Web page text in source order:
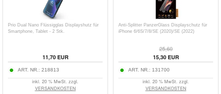
Prio Dual Nano Flüssigglas Displayshutz für
Smartphone, Tablet - 2 Stk.
11,70EUR
ART. NR.: 218813
inkl. 20 % MwSt. zzgl.
VERSANDKOSTEN
Anti-Splitter PanzerGlass Displayschutz für
iPhone 6/6S/7/8/SE (2020)/SE (2022)
25,60
15,30EUR
ART. NR.: 131700
inkl. 20 % MwSt. zzgl.
VERSANDKOSTEN